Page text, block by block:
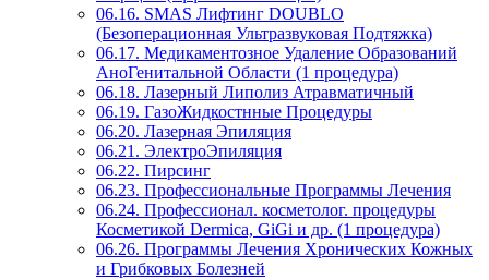
06.16. SMAS Лифтинг DOUBLO
(Безоперационная Ультразвуковая Подтяжка)
06.17. Медикаментозное Удаление Образований
АноГенитальной Области (1 процедура)
06.18. Лазерный Липолиз Атравматичный
06.19. ГазоЖидкостнные Процедуры
06.20. Лазерная Эпиляция
06.21. ЭлектроЭпиляция
06.22. Пирсинг
06.23. Профессиональные Программы Лечения
06.24. Профессионал. косметолог. процедуры
Косметикой Dermica, GiGi и др. (1 процедура)
06.26. Программы Лечения Хронических Кожных
и Грибковых Болезней